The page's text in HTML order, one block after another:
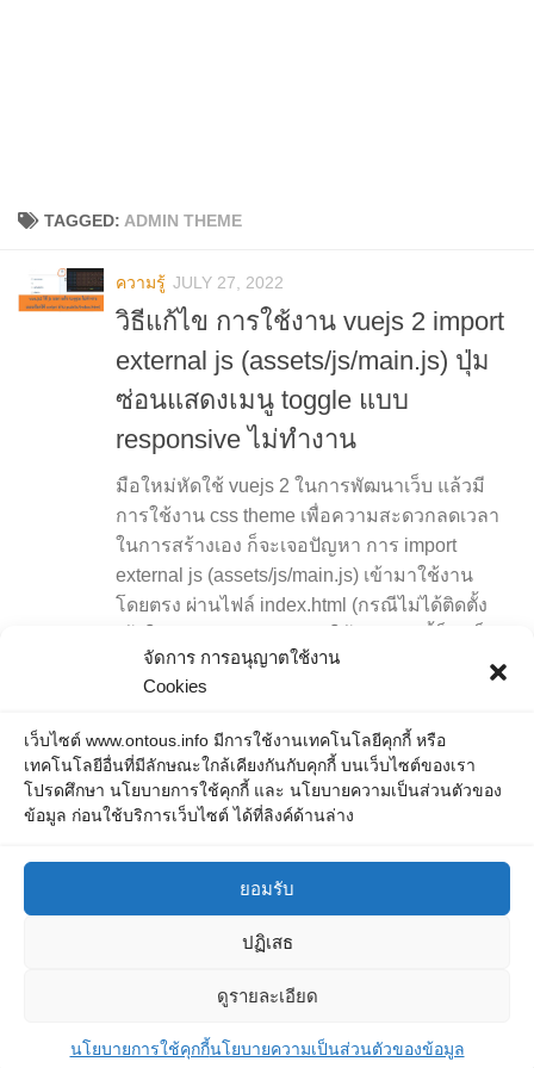
จัดการ การอนุญาตใช้งาน
Cookies
เว็บไซต์ www.ontous.info มีการใช้งานเทคโนโลยีคุกกี้ หรือ
เทคโนโลยีอื่นที่มีลักษณะใกล้เคียงกันกับคุกกี้ บนเว็บไซต์ของเรา
โปรดศึกษา นโยบายการใช้คุกกี้ และ นโยบายความเป็นส่วนตัวของ
ข้อมูล ก่อนใช้บริการเว็บไซต์ ได้ที่ลิงค์ด้านล่าง
ยอมรับ
ปฏิเสธ
ดูรายละเอียด
นโยบายการใช้คุกกี้นโยบายความเป็นส่วนตัวของข้อมูล
TAGGED: ADMIN THEME
ความรู้ JULY 27, 2022
วิธีแก้ไข การใช้งาน vuejs 2 import
external js (assets/js/main.js) ปุ่ม
ซ่อนแสดงเมนู toggle แบบ
responsive ไม่ทำงาน
มือใหม่หัดใช้ vuejs 2 ในการพัฒนาเว็บ แล้วมี
การใช้งาน css theme เพื่อความสะดวกลดเวลา
ในการสร้างเอง ก็จะเจอปัญหา การ import
external js (assets/js/main.js) เข้ามาใช้งาน
โดยตรง ผ่านไฟล์ index.html (กรณีไม่ได้ติดตั้ง
ต้องเอาไฟล์ที่จะใช้งานไป import ที่ไฟล์
public/index.html ปัญหาที่เกิดตามมา คือ เวลา
build project เพื่อเอาไปใช้งานนั้น ลำดับการ
โหลด external js ก็ไม่เป็นไปตามลำดับที่เรา
ต้องการ เนื่องจากก็จะมี...
- Designed with the